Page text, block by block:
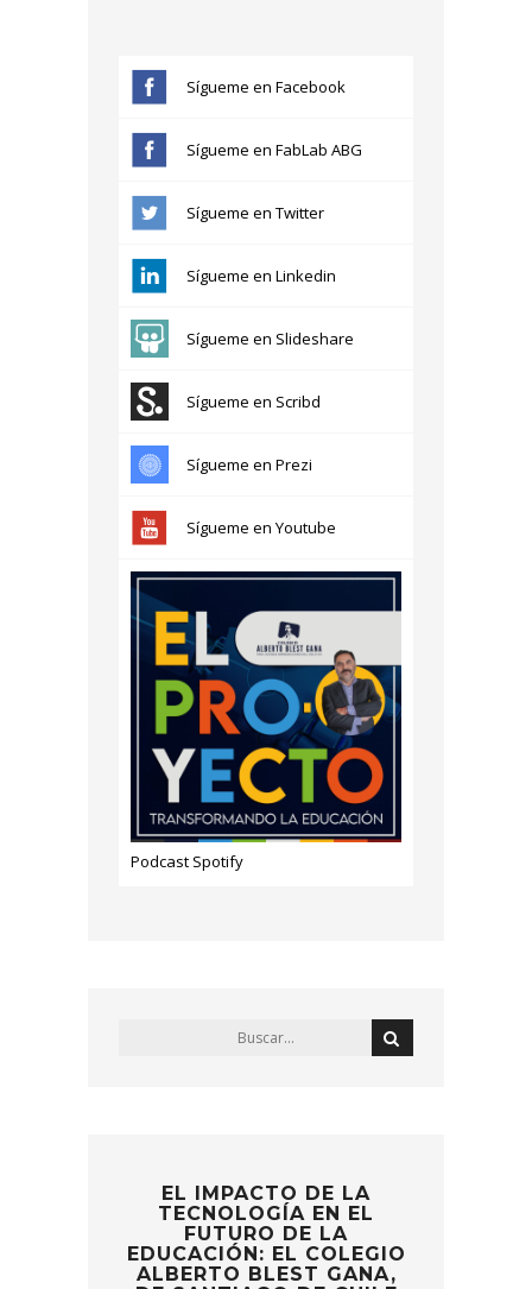
Sígueme en Facebook
Sígueme en FabLab ABG
Sígueme en Twitter
Sígueme en Linkedin
Sígueme en Slideshare
Sígueme en Scribd
Sígueme en Prezi
Sígueme en Youtube
Podcast Spotify
EL IMPACTO DE LA
TECNOLOGÍA EN EL
FUTURO DE LA
EDUCACIÓN: EL COLEGIO
ALBERTO BLEST GANA,